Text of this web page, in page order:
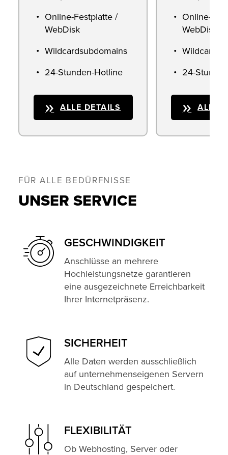
Online-Festplatte /
WebDisk
Wildcardsubdomains
24-Stunden-Hotline
ALLE DETAILS
Online-
WebDisk
24-
ALLE
FÜR ALLE BEDÜRFNISSE
UNSER SERVICE
GESCHWINDIG­KEIT
Anschlüsse an mehrere
Hochleistungsnetze garantieren
eine ausgezeichnete Erreichbarkeit
Ihrer Internetpräsenz.
SICHERHEIT
Alle Daten werden ausschließlich
auf unternehmenseigenen Servern
in Deutschland gespeichert.
FLEXIBILITÄT
Ob Webhosting, Server oder